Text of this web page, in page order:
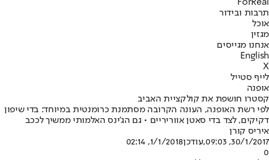
ForReal
תרבות ובידור
אוכל
מגזין
אנחנו מגייסים
English
X
לייף סטייל
אופנה
קסטרו חושפת את קולקציית האביב
לפי רשת האופנה, העונה הקרובה מסתמנת כרומנטית במיוחד: בדי שיפון
דקיקים, לצד בדי סאטן אווריריים • גם הג'ינס האלמותי ממשיך לככב
איריס קורן
30/1/2017, 09:03
,עודכן1/1/2018, 02:14
0